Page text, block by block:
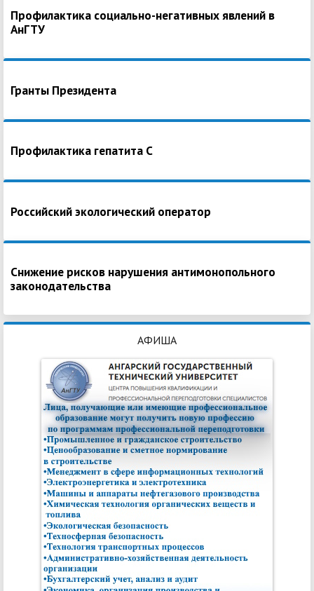
Профилактика социально-негативных явлений в
АнГТУ
Гранты Президента
Профилактика гепатита С
Российский экологический оператор
Снижение рисков нарушения антимонопольного
законодательства
АФИША